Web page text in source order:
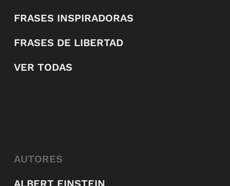
FRASES INSPIRADORAS
FRASES DE LIBERTAD
VER TODAS
AUTORES
ALBERT EINSTEIN